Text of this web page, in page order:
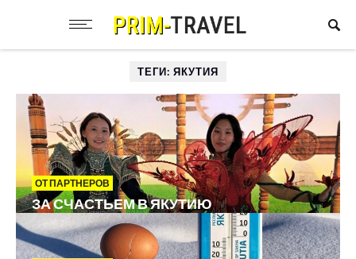
ТЕГИ: ЯКУТИЯ
ОТ ПАРТНЕРОВ
ЗА СЧАСТЬЕМ В ЯКУТИЮ